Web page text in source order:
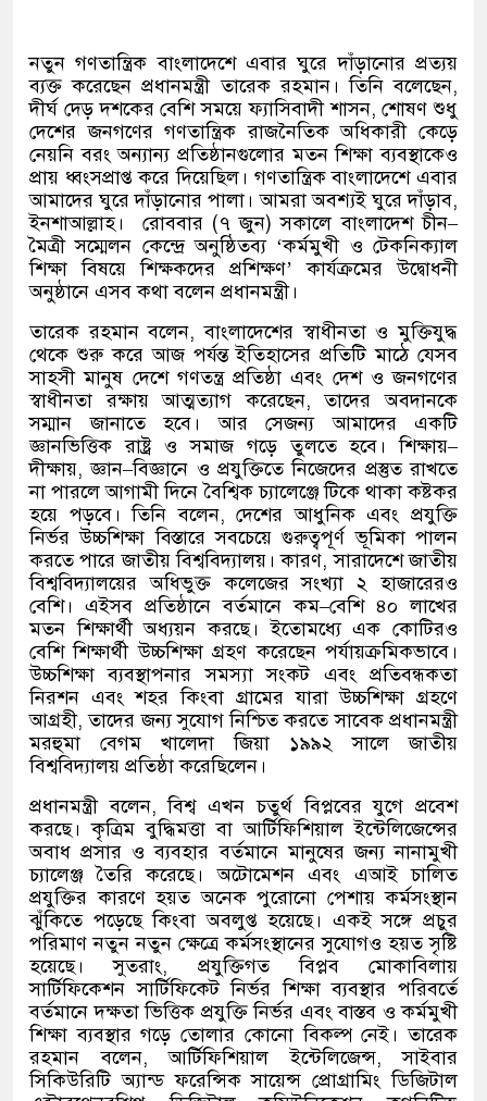
নতুন গণতান্ত্রিক বাংলাদেশে এবার ঘুরে দাঁড়ানোর প্রত্যয়
ব্যক্ত করেছেন প্রধানমন্ত্রী তারেক রহমান। তিনি বলেছেন,
দীর্ঘ দেড় দশকের বেশি সময়ে ফ্যাসিবাদী শাসন,শোষণ শুধু
দেশের জনগণের গণতান্ত্রিক রাজনৈতিক অধিকারী কেড়ে
নেয়নি বরং অন্যান্য প্রতিষ্ঠানগুলোর মতন শিক্ষা ব্যবস্থাকেও
প্রায় ধ্বংসপ্রাপ্ত করে দিয়েছিল। গণতান্ত্রিক বাংলাদেশে এবার
আমাদের ঘুরে দাঁড়ানোর পালা। আমরা অবশ্যই ঘুরে দাঁড়াব,
ইনশাআল্লাহ।
রোববার(৭ জুন)সকালে বাংলাদেশ চীন–
মৈত্রী সম্মেলন কেন্দ্রে অনুষ্ঠিতব্য‘কর্মমুখী ও টেকনিক্যাল
শিক্ষা বিষয়ে শিক্ষকদের প্রশিক্ষণ’কার্যক্রমের উদ্বোধনী
অনুষ্ঠানে এসব কথা বলেন প্রধানমন্ত্রী।
তারেক রহমান বলেন,বাংলাদেশের স্বাধীনতা ও মুক্তিযুদ্ধ
থেকে শুরু করে আজ পর্যন্ত ইতিহাসের প্রতিটি মাঠে যেসব
সাহসী মানুষ দেশে গণতন্ত্র প্রতিষ্ঠা এবং দেশ ও জনগণের
স্বাধীনতা রক্ষায় আত্মত্যাগ করেছেন,তাদের অবদানকে
সম্মান জানাতে হবে। আর সেজন্য আমাদের একটি
জ্ঞানভিত্তিক রাষ্ট্র ও সমাজ গড়ে তুলতে হবে। শিক্ষায়–
দীক্ষায়,জ্ঞান–বিজ্ঞানে ও প্রযুক্তিতে নিজেদের প্রস্তুত রাখতে
না পারলে আগামী দিনে বৈশ্বিক চ্যালেঞ্জে টিকে থাকা কষ্টকর
হয়ে পড়বে। তিনি বলেন,দেশের আধুনিক এবং প্রযুক্তি
নির্ভর উচ্চশিক্ষা বিস্তারে সবচেয়ে গুরুত্বপূর্ণ ভূমিকা পালন
করতে পারে জাতীয় বিশ্ববিদ্যালয়। কারণ,সারাদেশে জাতীয়
বিশ্ববিদ্যালয়ের অধিভুক্ত কলেজের সংখ্যা ২ হাজারেরও
বেশি। এইসব প্রতিষ্ঠানে বর্তমানে কম–বেশি ৪০ লাখের
মতন শিক্ষার্থী অধ্যয়ন করছে। ইতোমধ্যে এক কোটিরও
বেশি শিক্ষার্থী উচ্চশিক্ষা গ্রহণ করেছেন পর্যায়ক্রমিকভাবে।
উচ্চশিক্ষা ব্যবস্থাপনার সমস্যা সংকট এবং প্রতিবন্ধকতা
নিরশন এবং শহর কিংবা গ্রামের যারা উচ্চশিক্ষা গ্রহণে
আগ্রহী,তাদের জন্য সুযোগ নিশ্চিত করতে সাবেক প্রধানমন্ত্রী
মরহুমা বেগম খালেদা জিয়া ১৯৯২ সালে জাতীয়
বিশ্ববিদ্যালয় প্রতিষ্ঠা করেছিলেন।
প্রধানমন্ত্রী বলেন,বিশ্ব এখন চতুর্থ বিপ্লবের যুগে প্রবেশ
করছে। কৃত্রিম বুদ্ধিমত্তা বা আর্টিফিশিয়াল ইন্টেলিজেন্সের
অবাধ প্রসার ও ব্যবহার বর্তমানে মানুষের জন্য নানামুখী
চ্যালেঞ্জ তৈরি করেছে। অটোমেশন এবং এআই চালিত
প্রযুক্তির কারণে হয়ত অনেক পুরোনো পেশায় কর্মসংস্থান
ঝুঁকিতে পড়েছে কিংবা অবলুপ্ত হয়েছে। একই সঙ্গে প্রচুর
পরিমাণ নতুন নতুন ক্ষেত্রে কর্মসংস্থানের সুযোগও হয়ত সৃষ্টি
হয়েছে। সুতরাং, প্রযুক্তিগত বিপ্লব মোকাবিলায়
সার্টিফিকেশন সার্টিফিকেট নির্ভর শিক্ষা ব্যবস্থার পরিবর্তে
বর্তমানে দক্ষতা ভিত্তিক প্রযুক্তি নির্ভর এবং বাস্তব ও কর্মমুখী
শিক্ষা ব্যবস্থার গড়ে তোলার কোনো বিকল্প নেই। তারেক
রহমান বলেন,আর্টিফিশিয়াল ইন্টেলিজেন্স,সাইবার
সিকিউরিটি অ্যান্ড ফরেন্সিক সায়েন্স প্রোগ্রামিং ডিজিটাল